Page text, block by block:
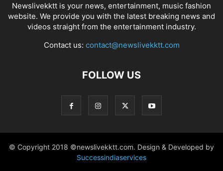
Newslivekktt is your news, entertainment, music fashion
website. We provide you with the latest breaking news and
videos straight from the entertainment industry.
Contact us: contact@newslivekktt.com
FOLLOW US
© Copyright 2018 ©newslivekktt.com. Design & Developed by
Successindiaservices